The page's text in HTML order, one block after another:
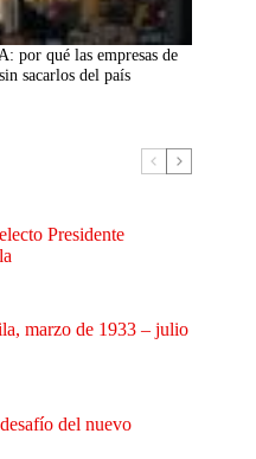
por qué las empresas de
sacarlos del país
Presidente
marzo de 1933 – julio
del nuevo